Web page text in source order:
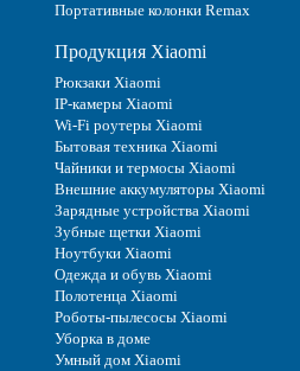
Портативные колонки Remax
Продукция Xiaomi
Рюкзаки Xiaomi
IP-камеры Xiaomi
Wi-Fi роутеры Xiaomi
Бытовая техника Xiaomi
Чайники и термосы Xiaomi
Внешние аккумуляторы Xiaomi
Зарядные устройства Xiaomi
Зубные щетки Xiaomi
Ноутбуки Xiaomi
Одежда и обувь Xiaomi
Полотенца Xiaomi
Роботы-пылесосы Xiaomi
Уборка в доме
Умный дом Xiaomi